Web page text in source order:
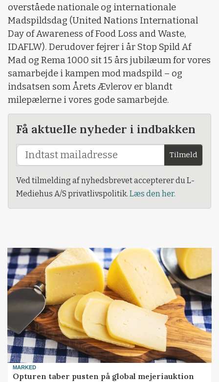
overståede nationale og internationale
Madspildsdag (United Nations International
Day of Awareness of Food Loss and Waste,
IDAFLW). Derudover fejrer i år Stop Spild Af
Mad og Rema 1000 sit 15 års jubilæum for vores
samarbejde i kampen mod madspild – og
indsatsen som Årets Ævlerov er blandt
milepælerne i vores gode samarbejde.
Få aktuelle nyheder i indbakken
Tilmeld
Ved tilmelding af nyhedsbrevet accepterer du L-
Mediehus A/S privatlivspolitik. Læs den her.
MARKED
Opturen taber pusten på global mejeriauktion